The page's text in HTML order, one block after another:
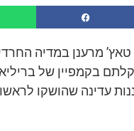
מרענן במדיה
בקמפיין של
עדינה שהושקו